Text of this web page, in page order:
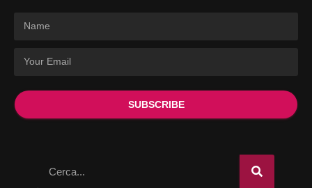
SUBSCRIBE